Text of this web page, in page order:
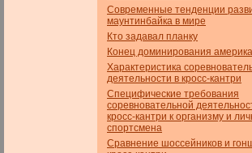
Современные тенденции
маунтинбайка в мире
Кто задавал планку
Конец доминирования
Характеристика
деятельности в кросс-кантри
Специфические требования
соревновательной
кросс-кантри к организму и
спортсмена
Сравнение шоссейников и